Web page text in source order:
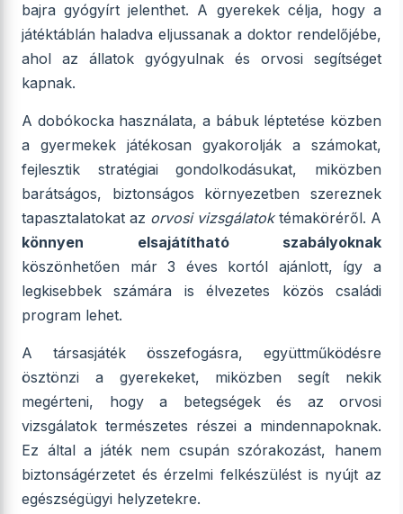
bajra gyógyírt jelenthet. A gyerekek célja, hogy a
játéktáblán haladva eljussanak a doktor rendelőjébe,
ahol az állatok gyógyulnak és orvosi segítséget
kapnak.
A dobókocka használata, a bábuk léptetése közben
a gyermekek játékosan gyakorolják a számokat,
fejlesztik stratégiai gondolkodásukat, miközben
barátságos, biztonságos környezetben szereznek
tapasztalatokat az orvosi vizsgálatoktémaköréről. A
könnyen elsajátítható szabályoknak
köszönhetően már 3 éves kortól ajánlott, így a
legkisebbek számára is élvezetes közös családi
program lehet.
A társasjáték összefogásra, együttműködésre
ösztönzi a gyerekeket, miközben segít nekik
megérteni, hogy a betegségek és az orvosi
vizsgálatok természetes részei a mindennapoknak.
Ez által a játék nem csupán szórakozást, hanem
biztonságérzetet és érzelmi felkészülést is nyújt az
egészségügyi helyzetekre.